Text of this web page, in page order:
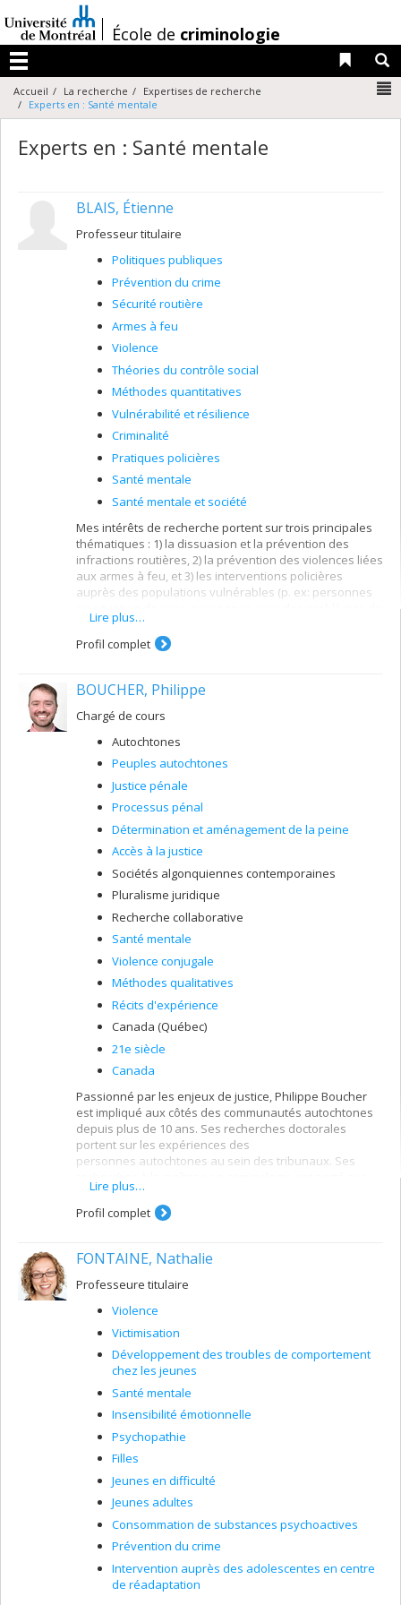
au
contenu
/École de criminologie
Menu
Liens
Accueil La recherche
Expertises de recherche
Experts en : Santé mentale
Experts en : Santé mentale
BLAIS, Étienne
Professeur titulaire
Politiques publiques
Prévention du crime
Sécurité routière
Armes à feu
Violence
Théories du contrôle social
Méthodes quantitatives
Vulnérabilité et résilience
Criminalité
Pratiques policières
Santé mentale
Santé mentale et société
Mes intérêts de recherche portent sur trois principales
thématiques : 1) la dissuasion et la prévention des
infractions routières, 2) la prévention des violences liées
aux armes à feu, et 3) les interventions policières
auprès des populations vulnérables (p. ex: personnes
santé mentale). De façon plus générale, je m'intéresse
aux initiatives de prévention situationnelle du crime.
Lire plus…
Profil complet
BOUCHER, Philippe
Chargé de cours
Autochtones
Peuples autochtones
Justice pénale
Processus pénal
Détermination et aménagement de la peine
Accès à la justice
Sociétés algonquiennes contemporaines
Pluralisme juridique
Recherche collaborative
Santé mentale
Violence conjugale
Méthodes qualitatives
Récits d'expérience
Canada (Québec)
21e siècle
Canada
Passionné par les enjeux de justice, Philippe Boucher
est impliqué aux côtés des communautés autochtones
depuis plus de 10 ans. Ses recherches doctorales
portent sur les expériences des
personnes autochtones au sein des tribunaux. Ses
les récits d’hommes autochtones sur l’arrêt de la
violence en contexte conjugale. Parallèlement, en tant
que rédacteur de rapport Gladue, il travaille avec des
afin de présenter au Tribunal leur récit de vie et des
Lire plus…
Profil complet
FONTAINE, Nathalie
Professeure titulaire
Violence
Victimisation
Développement des troubles de comportement
chez les jeunes
Santé mentale
Insensibilité émotionnelle
Psychopathie
Filles
Jeunes en difficulté
Jeunes adultes
Consommation de substances psychoactives
Prévention du crime
Intervention auprès des adolescentes en centre
de réadaptation